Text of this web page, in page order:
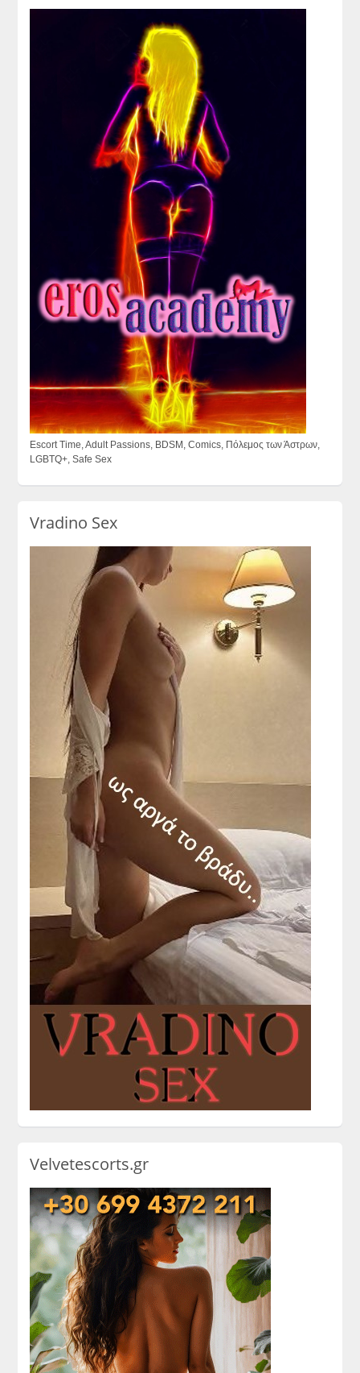
Escort Time, Adult Passions, BDSM, Comics, Πόλεμος των Άστρων,
LGBTQ+, Safe Sex
Vradino Sex
Velvetescorts.gr